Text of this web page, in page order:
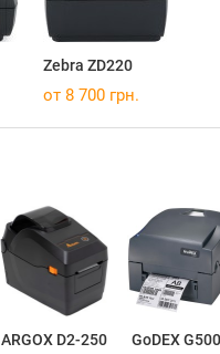
Zebra ZD220
от 8 700 грн.
ARGOX D2-250 GoDEX